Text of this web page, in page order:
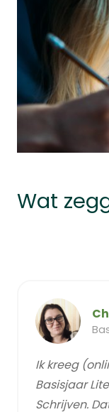
Wat
Ik kreeg
Basisjaar
Schrijven.